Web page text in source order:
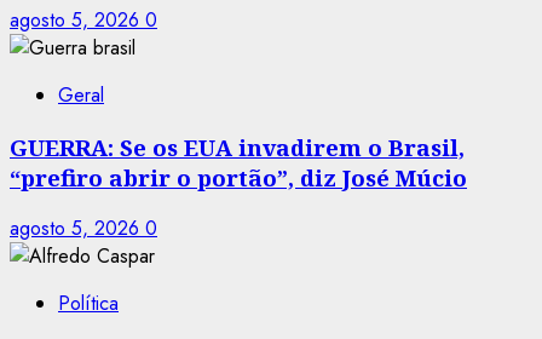
agosto 5, 2026 0
Geral
GUERRA: Se os EUA invadirem o Brasil,
“prefiro abrir o portão”, diz José Múcio
agosto 5, 2026 0
Política